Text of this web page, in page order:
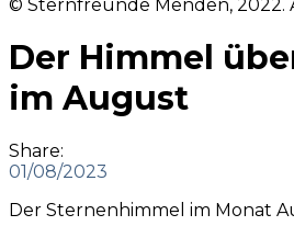
© Sternfreunde Menden, 2022.
Der Himmel
im August
Share:
01/08/2023
Der Sternenhimmel im Monat